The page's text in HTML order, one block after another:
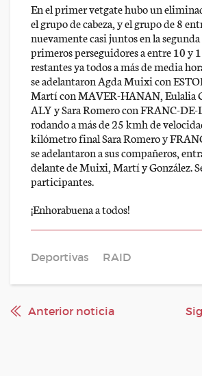
En el primer vetgate hubo un
el grupo de cabeza, y el grupo de 8
nuevamente casi juntos en la
primeros perseguidores a entre 10 y
restantes ya todos a más de media
se adelantaron Agda Muixi con
Martí con MAVER-HANAN, Eulalia
ALY y Sara Romero con FRANC-
rodando a más de 25 kmh de
kilómetro final Sara Romero y
se adelantaron a sus compañeros,
delante de Muixi, Martí y González.
participantes.
¡Enhorabuena a todos!
Deportivas RAID
Anterior noticia